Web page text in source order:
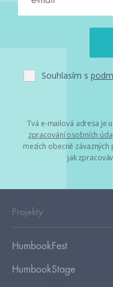
Souhlasím s
Tvá e-mailová adresa je
zpracování osobních
mezích obecně
jak
Projekty
HumbookFest
HumbookStage